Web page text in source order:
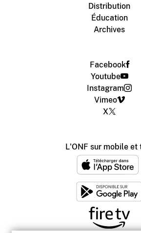
Distribution
Éducation
Archives
Facebook
Youtube
Instagram
Vimeo
X
L'ONF sur mobile et